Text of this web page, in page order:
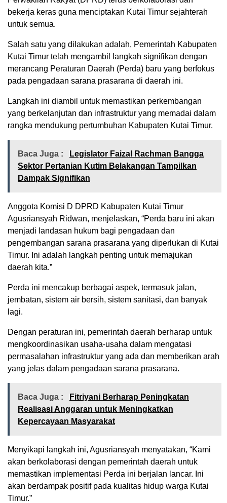
bekerja keras guna menciptakan Kutai Timur sejahterah
untuk semua.
Salah satu yang dilakukan adalah, Pemerintah Kabupaten
Kutai Timur telah mengambil langkah signifikan dengan
merancang Peraturan Daerah (Perda) baru yang berfokus
pada pengadaan sarana prasarana di daerah ini.
Langkah ini diambil untuk memastikan perkembangan
yang berkelanjutan dan infrastruktur yang memadai dalam
rangka mendukung pertumbuhan Kabupaten Kutai Timur.
Baca Juga :
Legislator Faizal Rachman Bangga
Sektor Pertanian Kutim Belakangan Tampilkan
Dampak Signifikan
Anggota Komisi D DPRD Kabupaten Kutai Timur
Agusriansyah Ridwan, menjelaskan, “Perda baru ini akan
menjadi landasan hukum bagi pengadaan dan
pengembangan sarana prasarana yang diperlukan di Kutai
Timur. Ini adalah langkah penting untuk memajukan
daerah kita.”
Perda ini mencakup berbagai aspek, termasuk jalan,
jembatan, sistem air bersih, sistem sanitasi, dan banyak
lagi.
Dengan peraturan ini, pemerintah daerah berharap untuk
mengkoordinasikan usaha-usaha dalam mengatasi
permasalahan infrastruktur yang ada dan memberikan arah
yang jelas dalam pengadaan sarana prasarana.
Baca Juga :
Fitriyani Berharap Peningkatan
Realisasi Anggaran untuk Meningkatkan
Kepercayaan Masyarakat
Menyikapi langkah ini, Agusriansyah menyatakan, “Kami
akan berkolaborasi dengan pemerintah daerah untuk
memastikan implementasi Perda ini berjalan lancar. Ini
akan berdampak positif pada kualitas hidup warga Kutai
Timur.”